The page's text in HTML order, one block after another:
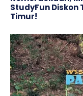
StudyFun Diskon
Timur!